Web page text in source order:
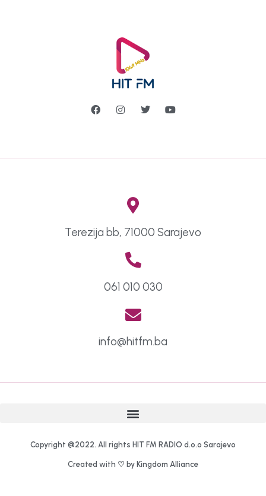
Terezija bb, 71000 Sarajevo
061 010 030
info@hitfm.ba
Copyright @2022. All rights HIT FM RADIO d.o.o Sarajevo
Created with ♡ by Kingdom Alliance